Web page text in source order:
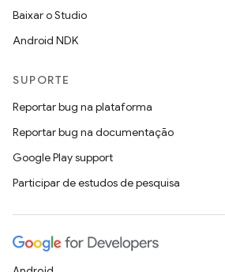
Baixar o Studio
Android NDK
SUPORTE
Reportar bug na plataforma
Reportar bug na documentação
Google Play support
Participar de estudos de pesquisa